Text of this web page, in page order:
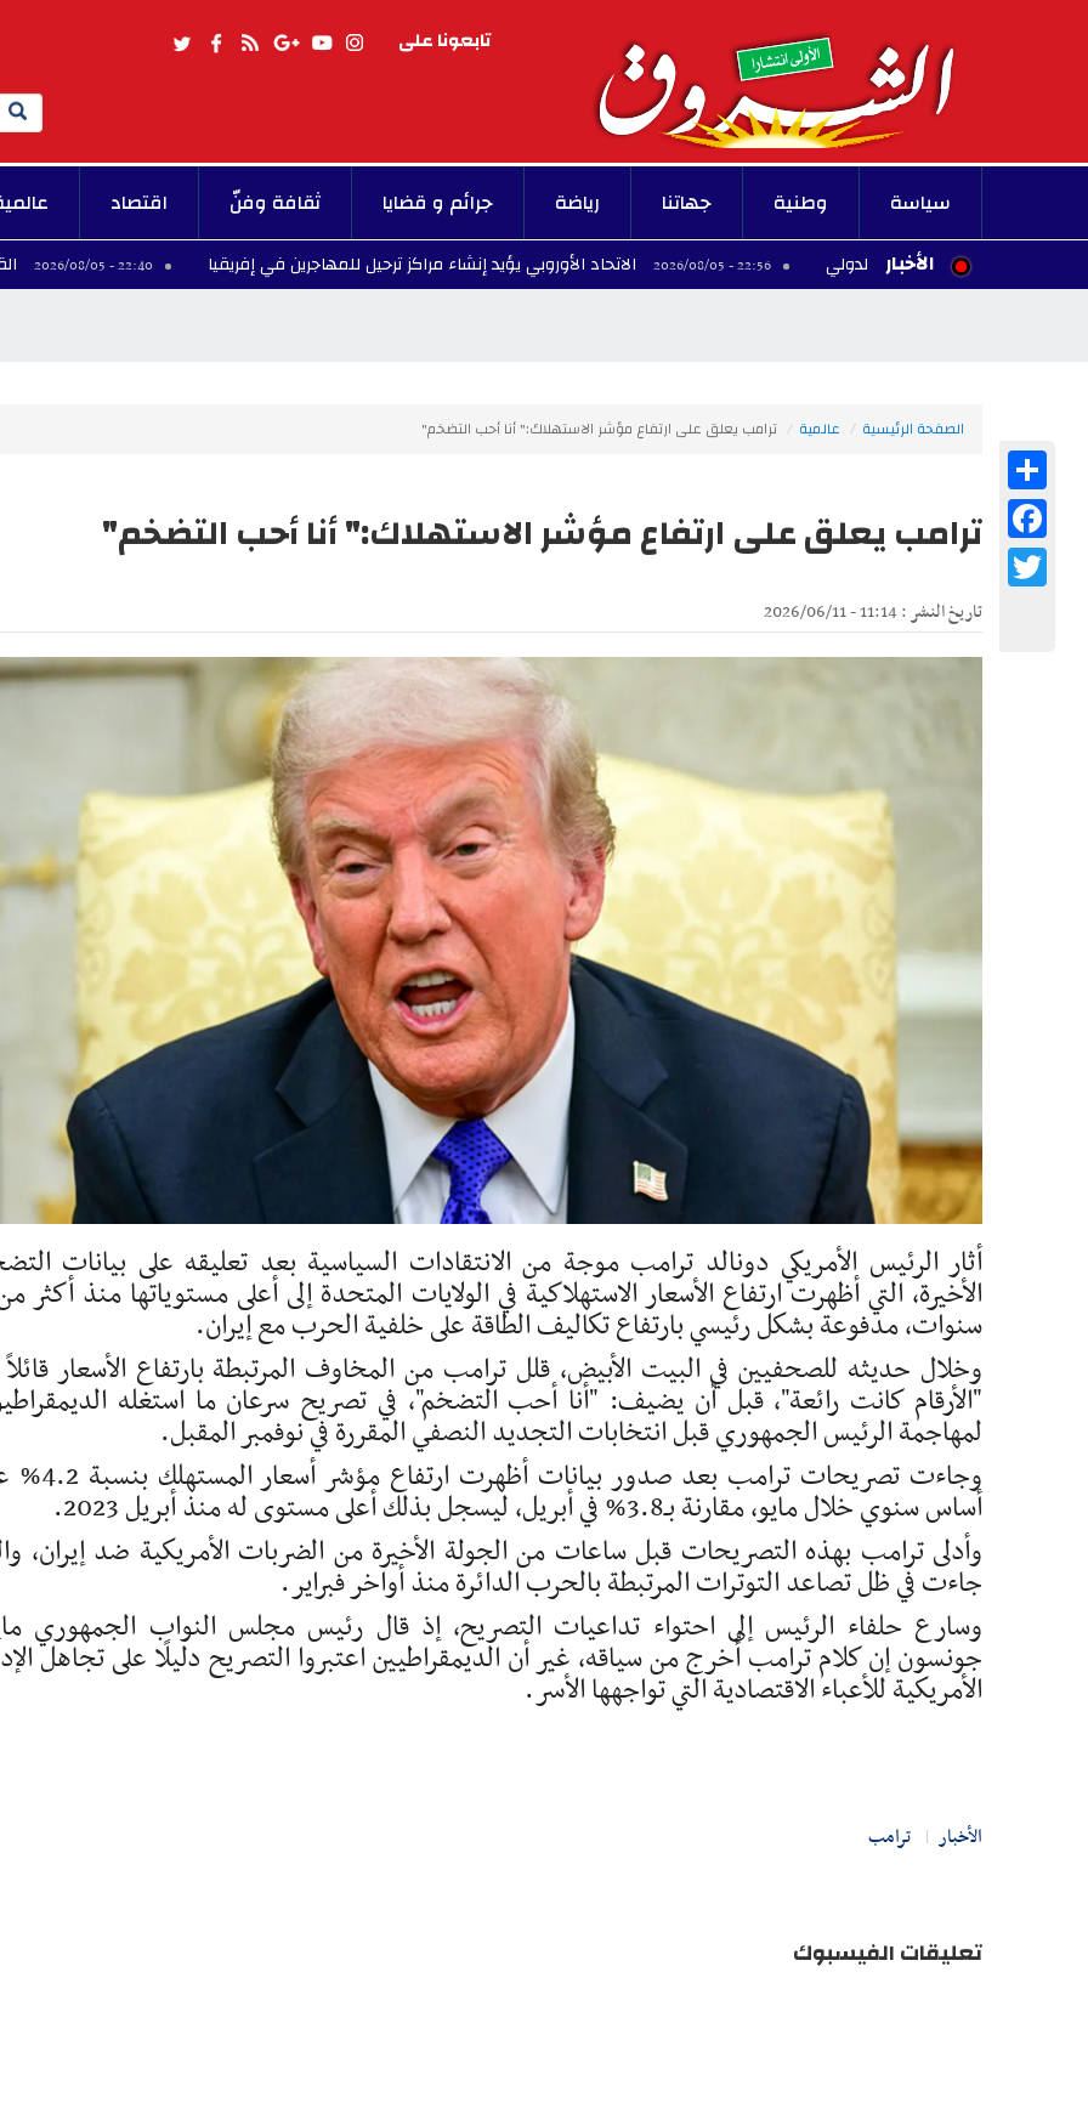
تابعونا على
Search
سياسة وطنية جهاتنا رياضة جرائم و قضايا ثقافة وفنّ اقتصاد
الأخبار
22:56 - 2026/08/05 الاتحاد الأوروبي يؤيد إنشاء مراكز ترحيل للمهاجرين في إفريقيا 22:40 - 2026/08/05 القوات الأمريكية.. تغيير
الصفحة الرئيسية عالمية ترامب يعلق على ارتفاع مؤشر الاستهلاك:" أنا أحب التضخم"
ترامب يعلق على ارتفاع مؤشر الاستهلاك:" أنا أحب التضخم"
تاريخ النشر : 11:14 - 2026/06/11
أثار الرئيس الأمريكي دونالد ترامب موجة من الانتقادات السياسية بعد تعليقه على بيانات
سنوات، مدفوعة بشكل رئيسي بارتفاع تكاليف الطاقة على خلفية الحرب مع إيران.
وخلال حديثه للصحفيين في البيت الأبيض، قلل ترامب من المخاوف المرتبطة بارتفاع الأسعار
"الأرقام كانت رائعة"، قبل أن يضيف: "أنا أحب التضخم"، في تصريح سرعان ما استغله
لمهاجمة الرئيس الجمهوري قبل انتخابات التجديد النصفي المقررة في نوفمبر المقبل.
وجاءت تصريحات ترامب بعد صدور بيانات
أساس سنوي خلال مايو، مقارنة بـ3.8% في أبريل، ليسجل بذلك أعلى مستوى له منذ أبريل 2023.
وأدلى ترامب بهذه التصريحات قبل ساعات من الجولة الأخيرة من الضربات الأمريكية ضد إيران،
جاءت في ظل تصاعد التوترات المرتبطة بالحرب الدائرة منذ أواخر فبراير.
وسارع حلفاء الرئيس إلى احتواء تداعيات التصريح، إذ قال رئيس مجلس النواب الجمهوري
جونسون إن كلام ترامب أُخرج من سياقه، غير أن الديمقراطيين اعتبروا التصريح دليلًا على تجاهل
الأمريكية للأعباء الاقتصادية التي تواجهها الأسر.
الأخبار ترامب
Facebook
Twitter
تعليقات الفيسبوك